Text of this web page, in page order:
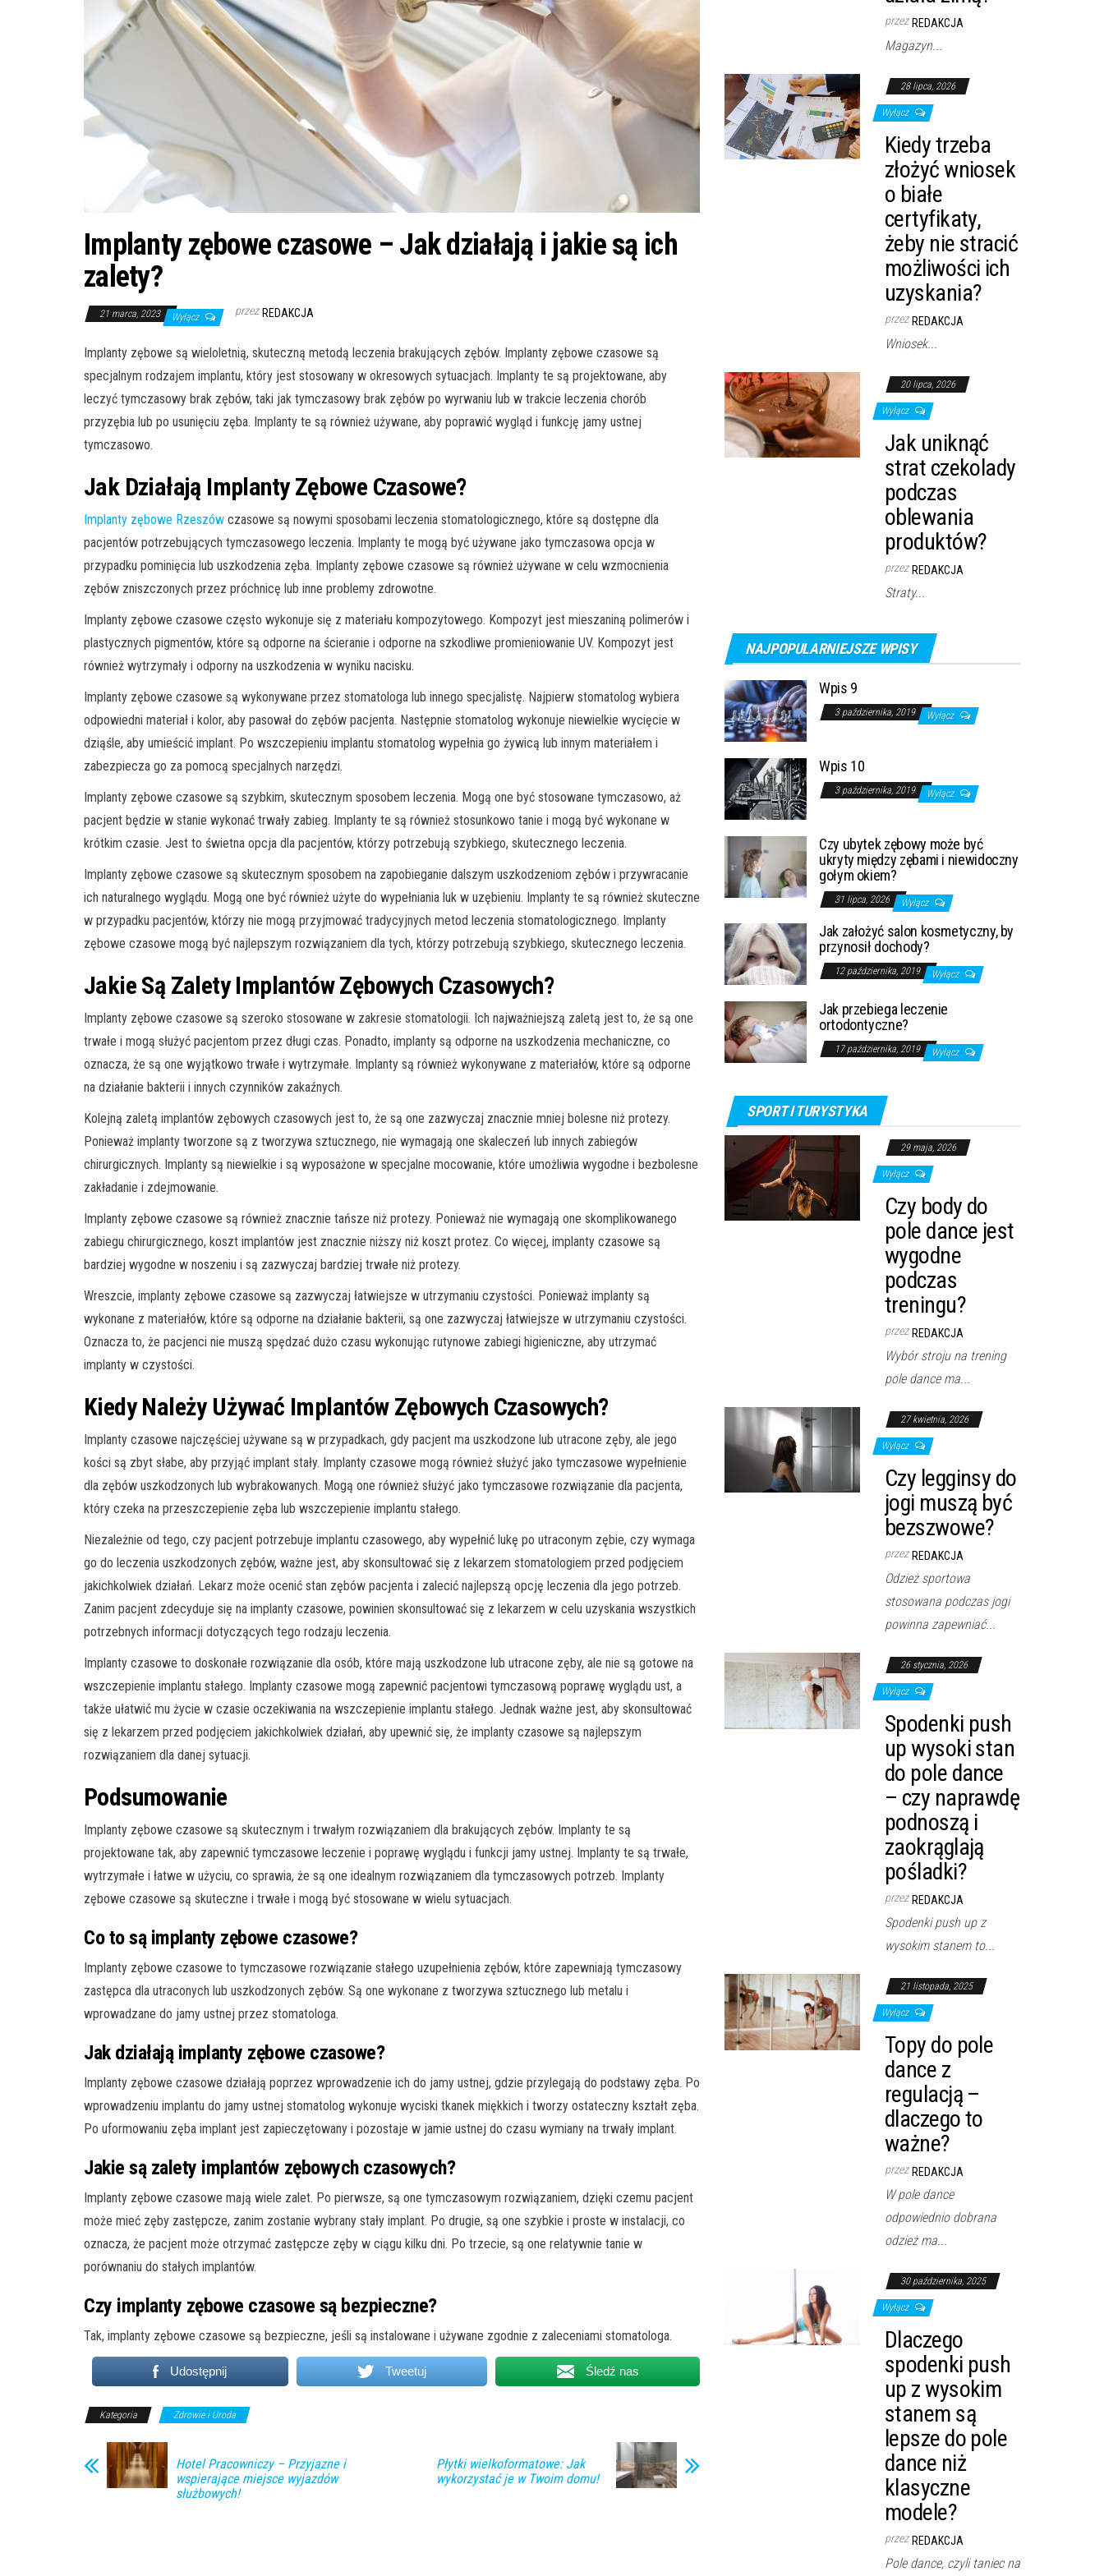
Implanty zębowe czasowe – Jak działają i jakie są ich
zalety?
21 marca, 2023 Wyłącz przez REDAKCJA
Implanty zębowe są wieloletnią, skuteczną metodą leczenia brakujących zębów. Implanty zębowe czasowe są
specjalnym rodzajem implantu, który jest stosowany w okresowych sytuacjach. Implanty te są projektowane, aby
leczyć tymczasowy brak zębów, taki jak tymczasowy brak zębów po wyrwaniu lub w trakcie leczenia chorób
przyzębia lub po usunięciu zęba. Implanty te są również używane, aby poprawić wygląd i funkcję jamy ustnej
tymczasowo.
Jak Działają Implanty Zębowe Czasowe?
Implanty zębowe Rzeszów czasowe są nowymi sposobami leczenia stomatologicznego, które są dostępne dla
pacjentów potrzebujących tymczasowego leczenia. Implanty te mogą być używane jako tymczasowa opcja w
przypadku pominięcia lub uszkodzenia zęba. Implanty zębowe czasowe są również używane w celu wzmocnienia
zębów zniszczonych przez próchnicę lub inne problemy zdrowotne.
Implanty zębowe czasowe często wykonuje się z materiału kompozytowego. Kompozyt jest mieszaniną polimerów i
plastycznych pigmentów, które są odporne na ścieranie i odporne na szkodliwe promieniowanie UV. Kompozyt jest
również wytrzymały i odporny na uszkodzenia w wyniku nacisku.
Implanty zębowe czasowe są wykonywane przez stomatologa lub innego specjalistę. Najpierw stomatolog wybiera
odpowiedni materiał i kolor, aby pasował do zębów pacjenta. Następnie stomatolog wykonuje niewielkie wycięcie w
dziąśle, aby umieścić implant. Po wszczepieniu implantu stomatolog wypełnia go żywicą lub innym materiałem i
zabezpiecza go za pomocą specjalnych narzędzi.
Implanty zębowe czasowe są szybkim, skutecznym sposobem leczenia. Mogą one być stosowane tymczasowo, aż
pacjent będzie w stanie wykonać trwały zabieg. Implanty te są również stosunkowo tanie i mogą być wykonane w
krótkim czasie. Jest to świetna opcja dla pacjentów, którzy potrzebują szybkiego, skutecznego leczenia.
Implanty zębowe czasowe są skutecznym sposobem na zapobieganie dalszym uszkodzeniom zębów i przywracanie
ich naturalnego wyglądu. Mogą one być również użyte do wypełniania luk w uzębieniu. Implanty te są również skuteczne
w przypadku pacjentów, którzy nie mogą przyjmować tradycyjnych metod leczenia stomatologicznego. Implanty
zębowe czasowe mogą być najlepszym rozwiązaniem dla tych, którzy potrzebują szybkiego, skutecznego leczenia.
Jakie Są Zalety Implantów Zębowych Czasowych?
Implanty zębowe czasowe są szeroko stosowane w zakresie stomatologii. Ich najważniejszą zaletą jest to, że są one
trwałe i mogą służyć pacjentom przez długi czas. Ponadto, implanty są odporne na uszkodzenia mechaniczne, co
oznacza, że są one wyjątkowo trwałe i wytrzymałe. Implanty są również wykonywane z materiałów, które są odporne
na działanie bakterii i innych czynników zakaźnych.
Kolejną zaletą implantów zębowych czasowych jest to, że są one zazwyczaj znacznie mniej bolesne niż protezy.
Ponieważ implanty tworzone są z tworzywa sztucznego, nie wymagają one skaleczeń lub innych zabiegów
chirurgicznych. Implanty są niewielkie i są wyposażone w specjalne mocowanie, które umożliwia wygodne i bezbolesne
zakładanie i zdejmowanie.
Implanty zębowe czasowe są również znacznie tańsze niż protezy. Ponieważ nie wymagają one skomplikowanego
zabiegu chirurgicznego, koszt implantów jest znacznie niższy niż koszt protez. Co więcej, implanty czasowe są
bardziej wygodne w noszeniu i są zazwyczaj bardziej trwałe niż protezy.
Wreszcie, implanty zębowe czasowe są zazwyczaj łatwiejsze w utrzymaniu czystości. Ponieważ implanty są
wykonane z materiałów, które są odporne na działanie bakterii, są one zazwyczaj łatwiejsze w utrzymaniu czystości.
Oznacza to, że pacjenci nie muszą spędzać dużo czasu wykonując rutynowe zabiegi higieniczne, aby utrzymać
implanty w czystości.
Kiedy Należy Używać Implantów Zębowych Czasowych?
Implanty czasowe najczęściej używane są w przypadkach, gdy pacjent ma uszkodzone lub utracone zęby, ale jego
kości są zbyt słabe, aby przyjąć implant stały. Implanty czasowe mogą również służyć jako tymczasowe wypełnienie
dla zębów uszkodzonych lub wybrakowanych. Mogą one również służyć jako tymczasowe rozwiązanie dla pacjenta,
który czeka na przeszczepienie zęba lub wszczepienie implantu stałego.
Niezależnie od tego, czy pacjent potrzebuje implantu czasowego, aby wypełnić lukę po utraconym zębie, czy wymaga
go do leczenia uszkodzonych zębów, ważne jest, aby skonsultować się z lekarzem stomatologiem przed podjęciem
jakichkolwiek działań. Lekarz może ocenić stan zębów pacjenta i zalecić najlepszą opcję leczenia dla jego potrzeb.
Zanim pacjent zdecyduje się na implanty czasowe, powinien skonsultować się z lekarzem w celu uzyskania wszystkich
potrzebnych informacji dotyczących tego rodzaju leczenia.
Implanty czasowe to doskonałe rozwiązanie dla osób, które mają uszkodzone lub utracone zęby, ale nie są gotowe na
wszczepienie implantu stałego. Implanty czasowe mogą zapewnić pacjentowi tymczasową poprawę wyglądu ust, a
także ułatwić mu życie w czasie oczekiwania na wszczepienie implantu stałego. Jednak ważne jest, aby skonsultować
się z lekarzem przed podjęciem jakichkolwiek działań, aby upewnić się, że implanty czasowe są najlepszym
rozwiązaniem dla danej sytuacji.
Podsumowanie
Implanty zębowe czasowe są skutecznym i trwałym rozwiązaniem dla brakujących zębów. Implanty te są
projektowane tak, aby zapewnić tymczasowe leczenie i poprawę wyglądu i funkcji jamy ustnej. Implanty te są trwałe,
wytrzymałe i łatwe w użyciu, co sprawia, że są one idealnym rozwiązaniem dla tymczasowych potrzeb. Implanty
zębowe czasowe są skuteczne i trwałe i mogą być stosowane w wielu sytuacjach.
Co to są implanty zębowe czasowe?
Implanty zębowe czasowe to tymczasowe rozwiązanie stałego uzupełnienia zębów, które zapewniają tymczasowy
zastępca dla utraconych lub uszkodzonych zębów. Są one wykonane z tworzywa sztucznego lub metalu i
wprowadzane do jamy ustnej przez stomatologa.
Jak działają implanty zębowe czasowe?
Implanty zębowe czasowe działają poprzez wprowadzenie ich do jamy ustnej, gdzie przylegają do podstawy zęba. Po
wprowadzeniu implantu do jamy ustnej stomatolog wykonuje wyciski tkanek miękkich i tworzy ostateczny kształt zęba.
Po uformowaniu zęba implant jest zapieczętowany i pozostaje w jamie ustnej do czasu wymiany na trwały implant.
Jakie są zalety implantów zębowych czasowych?
Implanty zębowe czasowe mają wiele zalet. Po pierwsze, są one tymczasowym rozwiązaniem, dzięki czemu pacjent
może mieć zęby zastępcze, zanim zostanie wybrany stały implant. Po drugie, są one szybkie i proste w instalacji, co
oznacza, że pacjent może otrzymać zastępcze zęby w ciągu kilku dni. Po trzecie, są one relatywnie tanie w
porównaniu do stałych implantów.
Czy implanty zębowe czasowe są bezpieczne?
Tak, implanty zębowe czasowe są bezpieczne, jeśli są instalowane i używane zgodnie z zaleceniami stomatologa.
Udostępnij Tweetuj Śledź nas
Kategoria Zdrowie i Uroda
Hotel Pracowniczy – Przyjazne i
wspierające miejsce wyjazdów
służbowych!
Płytki wielkoformatowe: Jak
wykorzystać je w Twoim domu!
przez REDAKCJA
Magazyn...
28 lipca, 2026
Wyłącz
Kiedy trzeba
złożyć wniosek
o białe
certyfikaty,
żeby nie stracić
możliwości ich
uzyskania?
przez REDAKCJA
Wniosek...
20 lipca, 2026
Wyłącz
Jak uniknąć
strat czekolady
podczas
oblewania
produktów?
przez REDAKCJA
Straty...
NAJPOPULARNIEJSZE WPISY
Wpis 9
3 października, 2019 Wyłącz
Wpis 10
3 października, 2019 Wyłącz
Czy ubytek zębowy może być
ukryty między zębami i niewidoczny
gołym okiem?
31 lipca, 2026 Wyłącz
Jak założyć salon kosmetyczny, by
przynosił dochody?
12 października, 2019 Wyłącz
Jak przebiega leczenie
ortodontyczne?
17 października, 2019 Wyłącz
SPORT I TURYSTYKA
29 maja, 2026
Wyłącz
Czy body do
pole dance jest
wygodne
podczas
treningu?
przez REDAKCJA
Wybór stroju na trening
pole dance ma...
27 kwietnia, 2026
Wyłącz
Czy legginsy do
jogi muszą być
bezszwowe?
przez REDAKCJA
Odzież sportowa
stosowana podczas jogi
powinna zapewniać...
26 stycznia, 2026
Wyłącz
Spodenki push
up wysoki stan
do pole dance
– czy naprawdę
podnoszą i
zaokrąglają
pośladki?
przez REDAKCJA
Spodenki push up z
wysokim stanem to...
21 listopada, 2025
Wyłącz
Topy do pole
dance z
regulacją –
dlaczego to
ważne?
przez REDAKCJA
W pole dance
odpowiednio dobrana
odzież ma...
30 października, 2025
Wyłącz
Dlaczego
spodenki push
up z wysokim
stanem są
lepsze do pole
dance niż
klasyczne
modele?
przez REDAKCJA
Pole dance, czyli taniec na